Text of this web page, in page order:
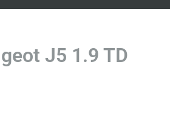
J5 1.9 TD